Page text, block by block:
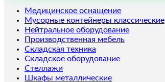
ШП-
К-01
НМБ
Медицинское оснащение
Мусорные контейнеры классические
Нейтральное оборудование
Производственная мебель
Складская техника
Складское оборудование
Стеллажи
Шкафы металлические